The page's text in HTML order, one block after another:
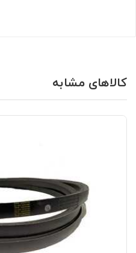
کالاهای مشابه